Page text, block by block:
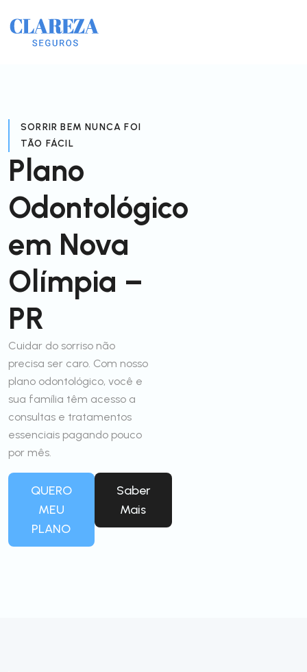
SORRIR BEM NUNCA FOI
TÃO FÁCIL
Plano
Odontológico
em Nova
Olímpia –
PR
Cuidar do sorriso não
precisa ser caro. Com nosso
plano odontológico, você e
sua família têm acesso a
consultas e tratamentos
essenciais pagando pouco
por mês.
QUERO
MEU
PLANO
Saber
Mais